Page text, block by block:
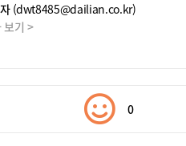
(dwt8485@dailian.co.kr)
보기 >
0